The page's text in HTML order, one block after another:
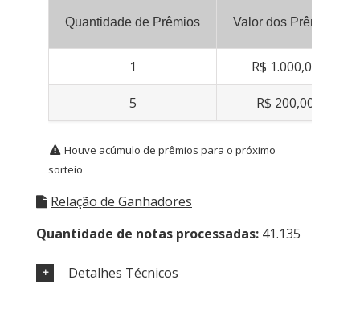
Quantidade de Prêmios Valor dos Prêmios
1 R$ 1.000,00
5 R$ 200,00
Houve acúmulo de prêmios para o próximo
sorteio
Relação de Ganhadores
Quantidade de notas processadas: 41.135
Detalhes Técnicos